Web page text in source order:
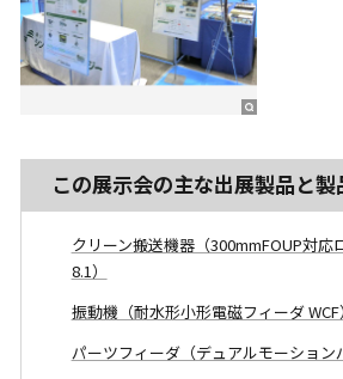
この展示会の主な出展製品と製
クリーン搬送機器（300mmFOUP対応
8.1）
振動機（耐水形小形電磁フィーダ WCF）
パーツフィーダ（デュアルモーション